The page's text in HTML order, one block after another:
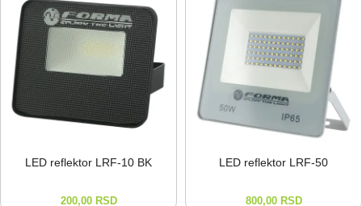
LED reflektor LRF-⁠10 BK
200,00 RSD
LED reflektor LRF-⁠50
800,00 RSD